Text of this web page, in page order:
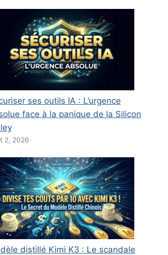
ses outils IA : L’urgence
face à la panique de la Silicon
2, 2026
distillé Kimi K3 : Le scandale